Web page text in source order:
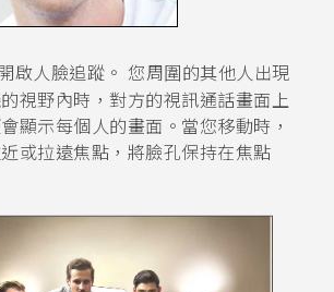
開啟 人臉追蹤 。 您周圍的其他人出現
視野內時，對方的視訊通話畫面上
顯示每個人的畫面。當您移動時，
或拉遠焦點，將臉孔保持在焦點